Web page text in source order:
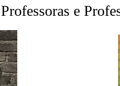
Professoras e